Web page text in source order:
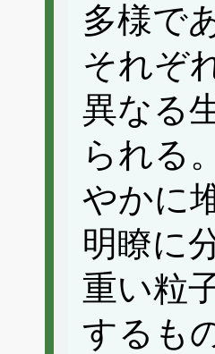
多様で
それぞ
異なる
られる
やかに
明瞭に
重い粒
するも